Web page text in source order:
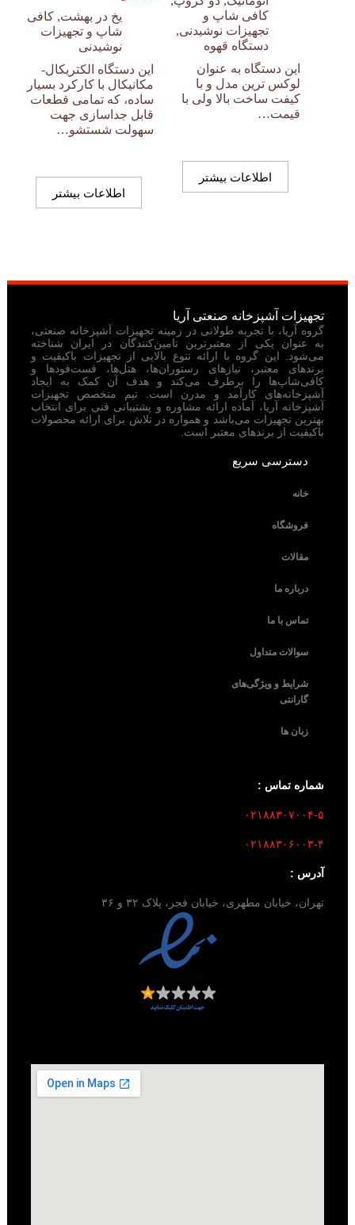
کافی شاپ و
تجهیزات نوشیدنی,
دستگاه قهوه
این دستگاه به عنوان
لوکس ترین مدل و با
کیفت ساخت بالا ولی با
قیمت…
اطلاعات بیشتر
یخ در بهشت, کافی
شاپ و تجهیزات
نوشیدنی
این دستگاه الکتریکال-
مکانیکال با کارکرد بسیار
ساده، که تمامی قطعات
قابل جداسازی جهت
سهولت شستشو…
اطلاعات بیشتر
تجهیزات آشپزخانه صنعتی آریا
گروه آریا، با تجربه طولانی در زمینه تجهیزات آشپزخانه صنعتی،
به عنوان یکی از معتبرترین تامین‌کنندگان در ایران شناخته
می‌شود. این گروه با ارائه تنوع بالایی از تجهیزات باکیفیت و
برندهای معتبر، نیازهای رستوران‌ها، هتل‌ها، فست‌فودها و
کافی‌شاپ‌ها را برطرف می‌کند و هدف آن کمک به ایجاد
آشپزخانه‌های کارآمد و مدرن است. تیم متخصص تجهیزات
آشپزخانه آریا، آماده ارائه مشاوره و پشتیبانی فنی برای انتخاب
بهترین تجهیزات می‌باشد و همواره در تلاش برای ارائه محصولات
باکیفیت از برندهای معتبر است.
دسترسی سریع
خانه
فروشگاه
مقالات
درباره ما
تماس با ما
سوالات متداول
شرایط و ویژگی‌های
گارانتی
زبان ها
شماره تماس :
۰۲۱۸۸۳۰۷۰۰۴-۵
۰۲۱۸۸۳۰۶۰۰۳-۴
آدرس :
تهران، خیابان مطهری، خیابان فجر، پلاک ۳۲ و ۳۶